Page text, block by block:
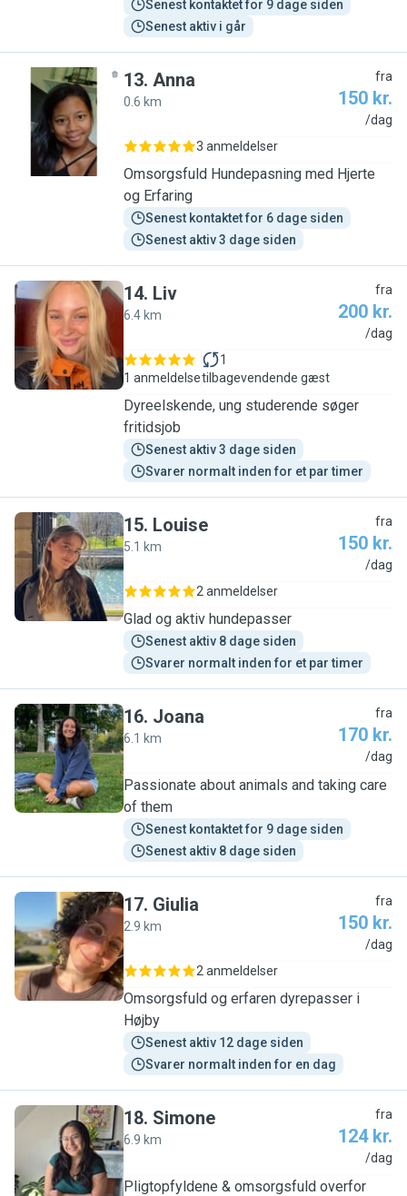
Senest kontaktet for 9 dage siden
Senest aktiv i går
A
13. Anna
0.6 km
fra
150 kr.
/dag
3 anmeldelser
Omsorgsfuld Hundepasning med Hjerte
og Erfaring
Senest kontaktet for 6 dage siden
Senest aktiv 3 dage siden
L
14. Liv
6.4 km
fra
200 kr.
/dag
1 anmeldelse
1
tilbagevendende gæst
Dyreelskende, ung studerende søger
fritidsjob
Senest aktiv 3 dage siden
Svarer normalt inden for et par timer
L
15. Louise
5.1 km
fra
150 kr.
/dag
2 anmeldelser
Glad og aktiv hundepasser
Senest aktiv 8 dage siden
Svarer normalt inden for et par timer
J
16. Joana
6.1 km
fra
170 kr.
/dag
Passionate about animals and taking care
of them
Senest kontaktet for 9 dage siden
Senest aktiv 8 dage siden
G
17. Giulia
2.9 km
fra
150 kr.
/dag
2 anmeldelser
Omsorgsfuld og erfaren dyrepasser i
Højby
Senest aktiv 12 dage siden
Svarer normalt inden for en dag
S
18. Simone
6.9 km
fra
124 kr.
/dag
Pligtopfyldene & omsorgsfuld overfor